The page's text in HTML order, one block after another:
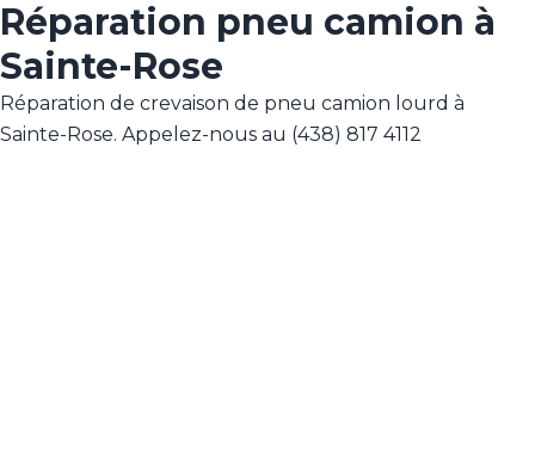
Réparation pneu camion à
Sainte-Rose
Réparation de crevaison de pneu camion lourd à
Sainte-Rose. Appelez-nous au (438) 817 4112